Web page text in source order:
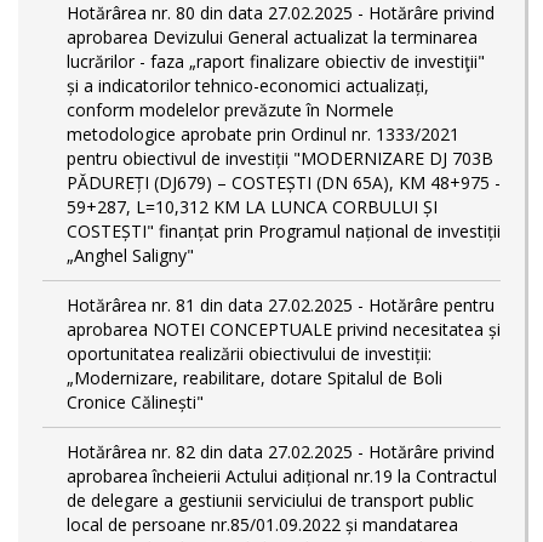
Hotărârea nr. 80 din data 27.02.2025 - Hotărâre privind
aprobarea Devizului General actualizat la terminarea
lucrărilor - faza „raport finalizare obiectiv de investiţii"
și a indicatorilor tehnico-economici actualizați,
conform modelelor prevăzute în Normele
metodologice aprobate prin Ordinul nr. 1333/2021
pentru obiectivul de investiții "MODERNIZARE DJ 703B
PĂDUREȚI (DJ679) – COSTEȘTI (DN 65A), KM 48+975 -
59+287, L=10,312 KM LA LUNCA CORBULUI ȘI
COSTEȘTI" finanțat prin Programul național de investiții
„Anghel Saligny"
Hotărârea nr. 81 din data 27.02.2025 - Hotărâre pentru
aprobarea NOTEI CONCEPTUALE privind necesitatea și
oportunitatea realizării obiectivului de investiții:
„Modernizare, reabilitare, dotare Spitalul de Boli
Cronice Călinești"
Hotărârea nr. 82 din data 27.02.2025 - Hotărâre privind
aprobarea încheierii Actului adițional nr.19 la Contractul
de delegare a gestiunii serviciului de transport public
local de persoane nr.85/01.09.2022 și mandatarea